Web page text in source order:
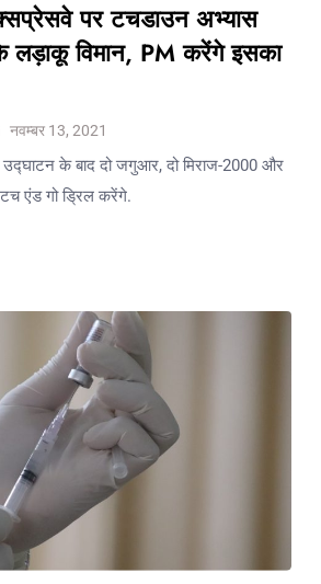
पर टचडाउन अभ्यास
लड़ाकू विमान, PM करेंगे इसका
नवम्बर 13, 2021
के बाद दो जगुआर, दो मिराज-2000 और
एंड गो ड्रिल करेंगे.